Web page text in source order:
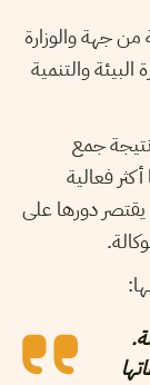
جهة والوزارة
والتنمية
جمع
فعالية
يقتصر دورها على